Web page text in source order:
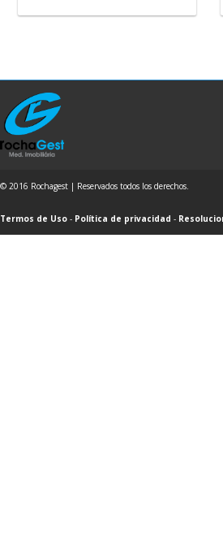
© 2016 Rochagest | Reservados todos los derechos.
Termos de Uso - Política de privacidad -